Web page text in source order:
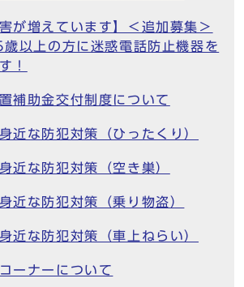
が増えています】＜追加募集＞
以上の方に迷惑電話防止機器を
！
補助金交付制度について
近な防犯対策（ひったくり）
近な防犯対策（空き巣）
近な防犯対策（乗り物盗）
近な防犯対策（車上ねらい）
ーナーについて